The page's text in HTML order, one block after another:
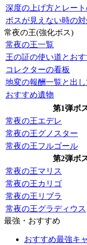
深度の上げ方とレー
ボスが見えない時の
常夜の王(強化ボス)
常夜の王一覧
王の証の使い道とお
コレクターの看板
地変の報酬一覧と出
おすすめ遺物
第1弾ボ
常夜の王エデレ
常夜の王グノスター
常夜の王フルゴール
第2弾ボ
常夜の王マリス
常夜の王カリゴ
常夜の王リブラ
常夜の王グラディウス
最強・おすすめ
おすすめ最強キ